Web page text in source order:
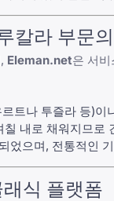
칼라 부문
Eleman.net은 서
트나 투즐라 등)
내로 채워지므로
었으며, 전통적인
식 플랫폼